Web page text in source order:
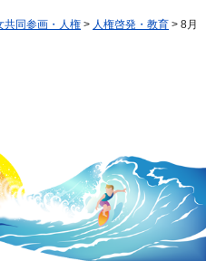
共同参画・人権 > 人権啓発・教育 > 8月